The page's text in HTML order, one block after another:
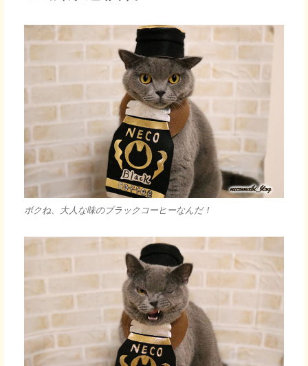
ボクね、大人な味のブラックコーヒーなんだ！